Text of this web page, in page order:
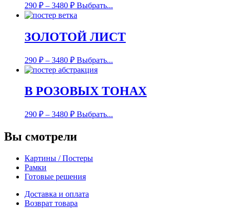
290 ₽ – 3480 ₽ Выбрать...
ЗОЛОТОЙ ЛИСТ
290 ₽ – 3480 ₽ Выбрать...
В РОЗОВЫХ ТОНАХ
290 ₽ – 3480 ₽ Выбрать...
Вы смотрели
Картины / Постеры
Рамки
Готовые решения
Доставка и оплата
Возврат товара